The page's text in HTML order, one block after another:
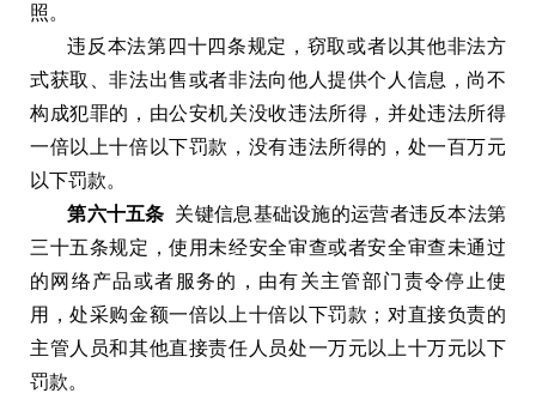
照。
违反本法第四十四条规定 ， 窃取或者以其他非法方
式获取
、非法出售或者非法向他人提供个人信息 ， 尚不
构成犯罪的 ， 由公安机关没收违法所得 ， 并处违法所得
一倍以上十倍以下罚款 ， 没有违法所得的 ， 处一百万元
以下罚款。
第六十五条 关键信息基础设施的运营者违反本法第
三十五条规定 ，使用未经安全审查或者安全审查未通过
的网络产品或者服务的 ， 由有关主管部门责令停止使
用
，处采购金额一倍以上十倍以下罚款 ； 对直接负责的
主管人员和其他直接责任人员处一万元以上十万元以下
罚款。